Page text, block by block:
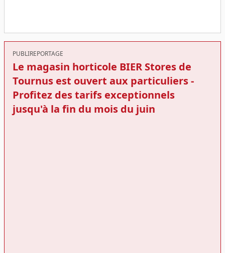
PUBLIREPORTAGE
Le magasin horticole BIER Stores de
Tournus est ouvert aux particuliers -
Profitez des tarifs exceptionnels
jusqu'à la fin du mois du juin